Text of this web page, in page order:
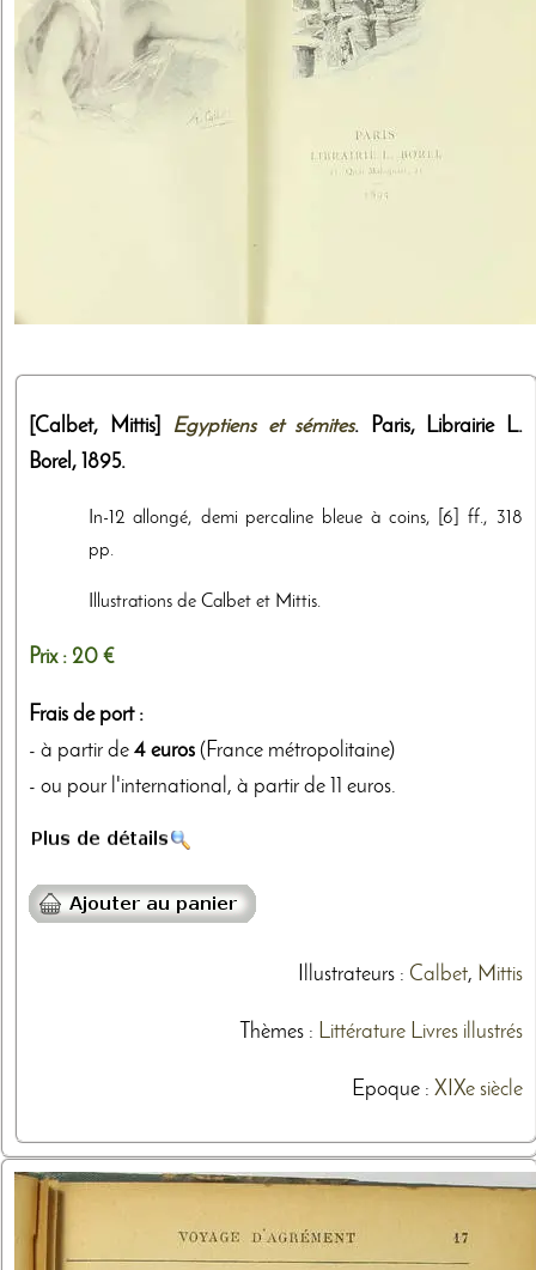
[Calbet, Mittis] Egyptiens et sémites. Paris,
Librairie L.
Borel , 1895.
In-12 allongé, demi percaline bleue à coins, [6] ff., 318
pp.
Illustrations de Calbet et Mittis.
Prix : 20 €
Frais de port :
- à partir de 4 euros (France métropolitaine)
- ou pour l'international, à partir de 11 euros.
Illustrateurs: Calbet, Mittis
Thèmes: Littérature Livres illustrés
Epoque : XIXe siècle